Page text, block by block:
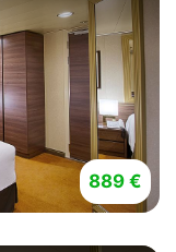
889 €